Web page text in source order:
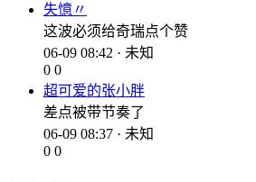
失憶〃
这波必须给奇瑞点个赞
06-09 08:42 · 未知
0 0
超可爱的张小胖
差点被带节奏了
06-09 08:37 · 未知
0 0